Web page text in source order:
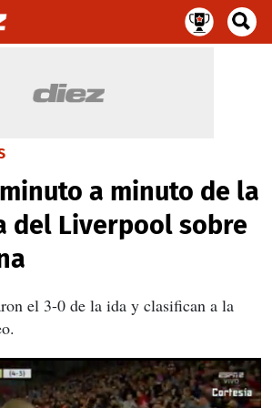
a minuto de la
del Liverpool sobre
el 3-0 de la ida y clasifican a la